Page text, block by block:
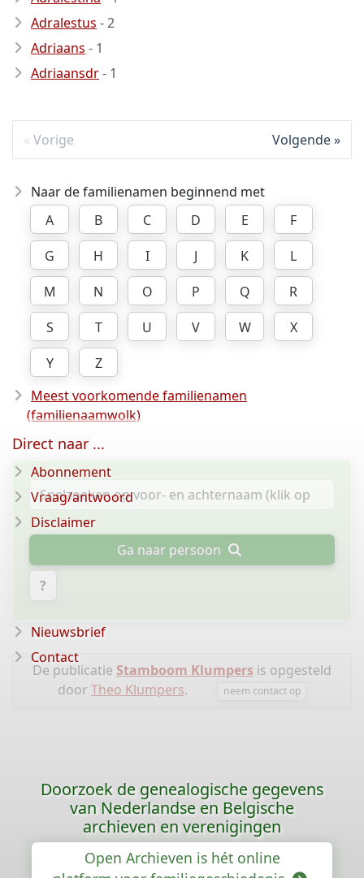
Adralestus - 2
Adriaans - 1
Adriaansdr- 1
Vorige Volgende
Naar de familienamen beginnend met
A
B C D E
F
G
H I J K
L
M
N O P Q
R
S
T U V W
X
Y
Z
Meest voorkomende familienamen
(familienaamwolk)
Ga naar persoon
?
De publicatie Stamboom Klumpers is opgesteld
door Theo Klumpers. neem contact op
Direct naar ...
Abonnement
Vraag/antwoord
Disclaimer
Nieuwsbrief
Contact
Doorzoek de genealogische gegevens
van Nederlandse en Belgische
archieven en verenigingen
Open Archieven is hét online